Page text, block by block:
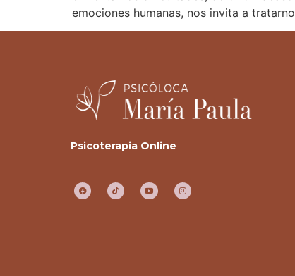
emociones humanas, nos invita a
Psicoterapia Online